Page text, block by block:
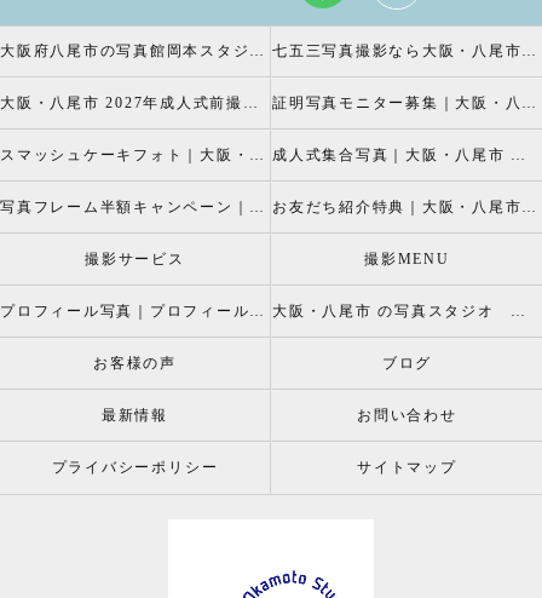
大阪府八尾市の写真館岡本スタジオの撮影キャンペーン 七五三写真撮影なら大阪・八尾市 の岡本スタジオへ
大阪・八尾市 2027年成人式前撮り振袖写真撮影、成人振袖レンタルなら2026年成人前撮りキャペーン開催中の岡本スタジオへ 証明写真モニター募集｜大阪・八尾市 証明写真撮影なら岡本スタジオへ！証明写真モニターモデル募集中！
スマッシュケーキフォト｜大阪・八尾市 スマッシュケーキ写真撮影、ベビーフォト撮影は岡本スタジオへ 成人式集合写真｜大阪・八尾市 友達集合写真、成人式集合写真撮影なら岡本スタジオへ
写真フレーム半額キャンペーン｜大阪・八尾市 写真撮影なら半額割引キャペーン開催中の岡本スタジオへ お友だち紹介特典｜大阪・八尾市 記念写真撮影なら岡本スタジオへ
撮影サービス 撮影MENU
プロフィール写真｜プロフィールフォト 大阪・八尾市 の写真スタジオ 岡本スタジオ2026年七五三撮影特設ページ
お客様の声 ブログ
最新情報 お問い合わせ
プライバシーポリシー サイトマップ